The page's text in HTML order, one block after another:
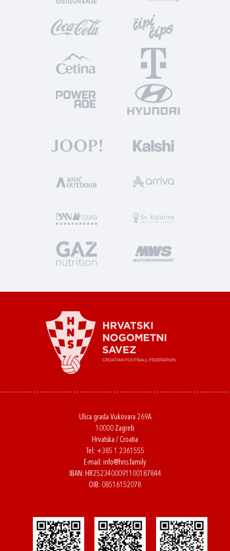
Ulica grada Vukovara 269A
10000 Zagreb
Hrvatska / Croatia
Tel: +385 1 2361555
E-mail: info@hns.family
IBAN: HR2523400091100187844
OIB: 08516152078